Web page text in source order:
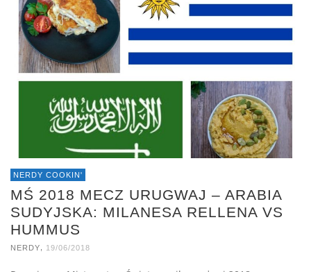
NERDY COOKIN'
MŚ 2018 MECZ URUGWAJ – ARABIA
SUDYJSKA: MILANESA RELLENA VS
HUMMUS
NERDY 19/06/2018